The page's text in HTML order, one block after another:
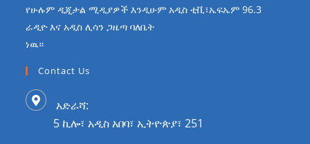
የሁሉም ዲጂታል ሚዲያዎች እንዲሁም አዲስ ቲቪ፣ኤፍኤም 96.3
ራዲዮ እና አዲስ ሊሳን ጋዜጣ ባለቤት
ነዉ።
Contact Us
አድራሻ:
5 ኪሎ፣ አዲስ አበባ፣ ኢትዮጵያ፣ 251